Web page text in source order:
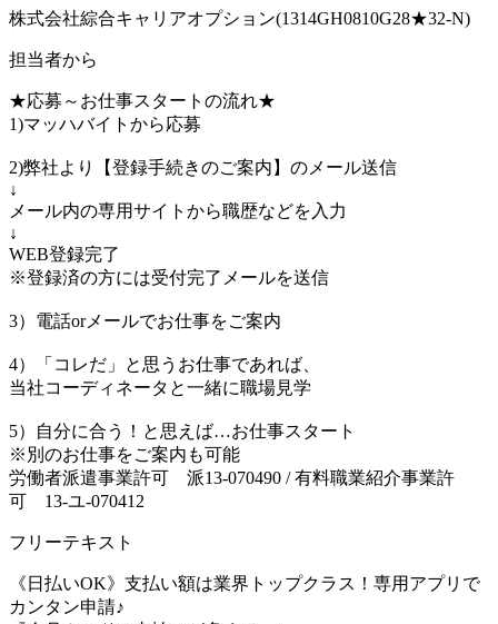
株式会社綜合キャリアオプション(1314GH0810G28★32-N)
担当者から
★応募～お仕事スタートの流れ★
1)マッハバイトから応募
2)弊社より【登録手続きのご案内】のメール送信
↓
メール内の専用サイトから職歴などを入力
↓
WEB登録完了
※登録済の方には受付完了メールを送信
3）電話orメールでお仕事をご案内
4）「コレだ」と思うお仕事であれば、
当社コーディネータと一緒に職場見学
5）自分に合う！と思えば…お仕事スタート
※別のお仕事をご案内も可能
労働者派遣事業許可 派13-070490 / 有料職業紹介事業許
可 13-ユ-070412
フリーテキスト
《日払いOK》支払い額は業界トップクラス！専用アプリで
カンタン申請♪